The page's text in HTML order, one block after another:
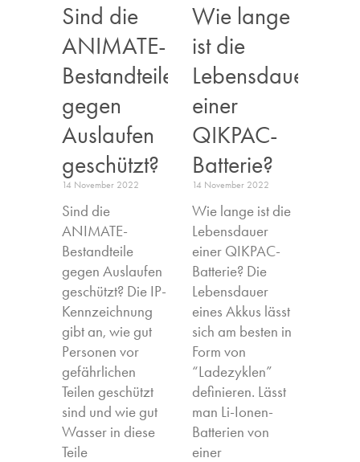
Sind die
ANIMATE-
Bestandteile
gegen
Auslaufen
geschützt?
14 November 2022
Sind die
ANIMATE-
Bestandteile
gegen Auslaufen
geschützt? Die IP-
Kennzeichnung
gibt an, wie gut
Personen vor
gefährlichen
Teilen geschützt
sind und wie gut
Wasser in diese
Teile
Wie lange
ist die
Lebensdauer
einer
QIKPAC-
Batterie?
14 November 2022
Wie lange ist die
Lebensdauer
einer QIKPAC-
Batterie? Die
Lebensdauer
eines Akkus lässt
sich am besten in
Form von
“Ladezyklen”
definieren. Lässt
man Li-Ionen-
Batterien von
einer